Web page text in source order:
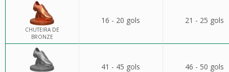
CHUTEIRA DE
BRONZE
16 - 20 gols 21 - 25 gols
41 - 45 gols 46 - 50 gols